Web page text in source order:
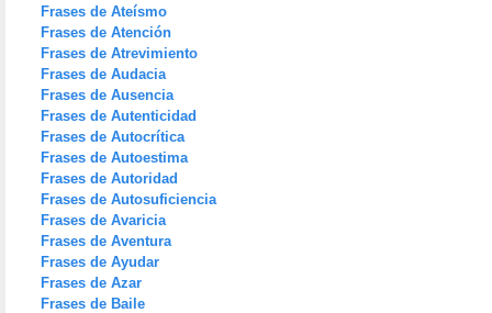
Frases de Ateísmo
Frases de Atención
Frases de Atrevimiento
Frases de Audacia
Frases de Ausencia
Frases de Autenticidad
Frases de Autocrítica
Frases de Autoestima
Frases de Autoridad
Frases de Autosuficiencia
Frases de Avaricia
Frases de Aventura
Frases de Ayudar
Frases de Azar
Frases de Baile